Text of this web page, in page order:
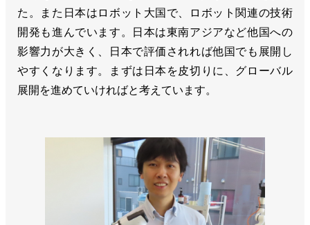
た。また日本はロボット大国で、ロボット関連の技術
開発も進んでいます。日本は東南アジアなど他国への
影響力が大きく、日本で評価されれば他国でも展開し
やすくなります。まずは日本を皮切りに、グローバル
展開を進めていければと考えています。